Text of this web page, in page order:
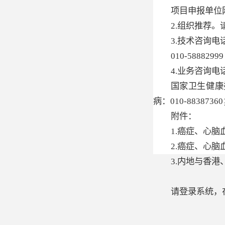
项目申报单位
2.组织推荐。
3.技术咨询电
010-
4.业务咨询电
国家卫生健
病：010-
附件：
1.癌症、心脑
2.癌症、心脑
3.内地与香港
请登录系统，